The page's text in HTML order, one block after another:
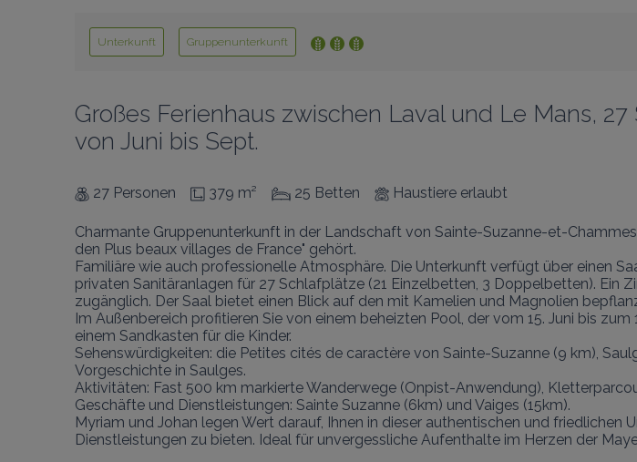
Unterkunft Gruppenunterkunft
Großes Ferienhaus zwischen Laval und Le Mans,
von Juni bis Sept.
27 Personen 379 m² 25 Betten Haustiere erlaubt
Charmante Gruppenunterkunft in der Landschaft von Sainte-Suzanne-et-
den Plus beaux villages de France" gehört.
Familiäre wie auch professionelle Atmosphäre. Die Unterkunft verfügt über einen
privaten Sanitäranlagen für 27 Schlafplätze (21 Einzelbetten, 3 Doppelbetten). Ein
zugänglich. Der Saal bietet einen Blick auf den mit Kamelien und Magnolien
Im Außenbereich profitieren Sie von einem beheizten Pool, der vom 15. Juni bis
einem Sandkasten für die Kinder.
Sehenswürdigkeiten: die Petites cités de caractère von Sainte-Suzanne (9 km),
Vorgeschichte in Saulges.
Aktivitäten: Fast 500 km markierte Wanderwege (Onpist-Anwendung),
Geschäfte und Dienstleistungen: Sainte Suzanne (6km) und Vaiges (15km).
Myriam und Johan legen Wert darauf, Ihnen in dieser authentischen und
Dienstleistungen zu bieten. Ideal für unvergessliche Aufenthalte im Herzen der